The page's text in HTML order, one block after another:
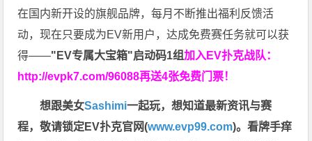
在国内新开设的旗舰品牌，每月不断推出福利反馈活
动，现在只要成为EV新用户，达成免费赛任务就可以获
得——"EV专属大宝箱"启动码1组加入EV扑克战队：
http://evpk7.com/96088再送4张免费门票！
想跟美女Sashimi一起玩，想知道最新资讯与赛
程，敬请锁定EV扑克官网(www.evp99.com)。看牌手痒